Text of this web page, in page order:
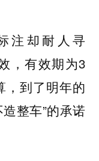
注却耐人寻
，有效期为3
，到了明年的
整车”的承诺